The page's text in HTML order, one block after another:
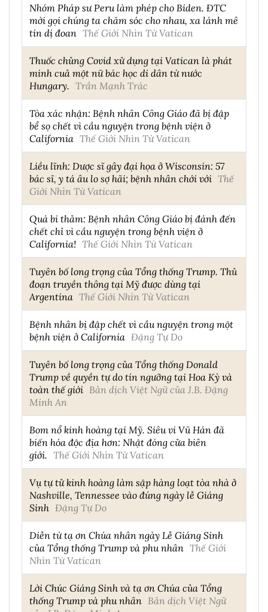
Nhóm Pháp sư Peru làm phép cho Biden. ĐTC
mời gọi chúng ta chăm sóc cho nhau, xa lánh mê
tín dị đoan Thế Giới Nhìn Từ Vatican
Thuốc chủng Covid xử dụng tại Vatican là phát
minh cuả một nữ bác học di dân từ nước
Hungary. Trần Mạnh Trác
Tòa xác nhận: Bệnh nhân Công Giáo đã bị đập
bể sọ chết vì cầu nguyện trong bệnh viện ở
California Thế Giới Nhìn Từ Vatican
Liều lĩnh: Dược sĩ gây đại họa ở Wisconsin: 57
bác sĩ, y tá âu lo sợ hãi; bệnh nhân chới với Thế
Giới Nhìn Từ Vatican
Quá bi thảm: Bệnh nhân Công Giáo bị đánh đến
chết chỉ vì cầu nguyện trong bệnh viện ở
California! Thế Giới Nhìn Từ Vatican
Tuyên bố long trọng của Tổng thống Trump. Thủ
đoạn truyền thông tại Mỹ được dùng tại
Argentina Thế Giới Nhìn Từ Vatican
Bệnh nhân bị đập chết vì cầu nguyện trong một
bệnh viện ở California Đặng Tự Do
Tuyên bố long trọng của Tổng thống Donald
Trump về quyền tự do tín ngưỡng tại Hoa Kỳ và
toàn thế giới Bản dịch Việt Ngữ của J.B. Đặng
Minh An
Bom nổ kinh hoàng tại Mỹ. Siêu vi Vũ Hán đã
biến hóa độc địa hơn: Nhật đóng cửa biên
giới. Thế Giới Nhìn Từ Vatican
Vụ tự tử kinh hoàng làm sập hàng loạt tòa nhà ở
Nashville, Tennessee vào đúng ngày lễ Giáng
Sinh Đặng Tự Do
Diễn từ tạ ơn Chúa nhân ngày Lễ Giáng Sinh
của Tổng thống Trump và phu nhân Thế Giới
Nhìn Từ Vatican
Lời Chúc Giáng Sinh và tạ ơn Chúa của Tổng
thống Trump và phu nhân Bản dịch Việt Ngữ